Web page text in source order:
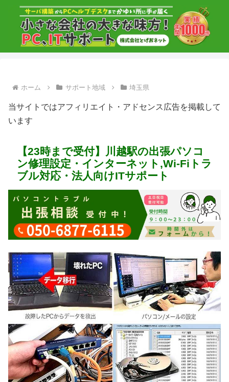
ホーム サポート地域 埼玉県
当サイトではアフィリエイト・アドセンス広告を掲載して
います
【23時まで受付】川越駅の出張パソコ
ン修理設定・インターネット,Wi-Fiトラ
ブル対応・法人向けITサポート